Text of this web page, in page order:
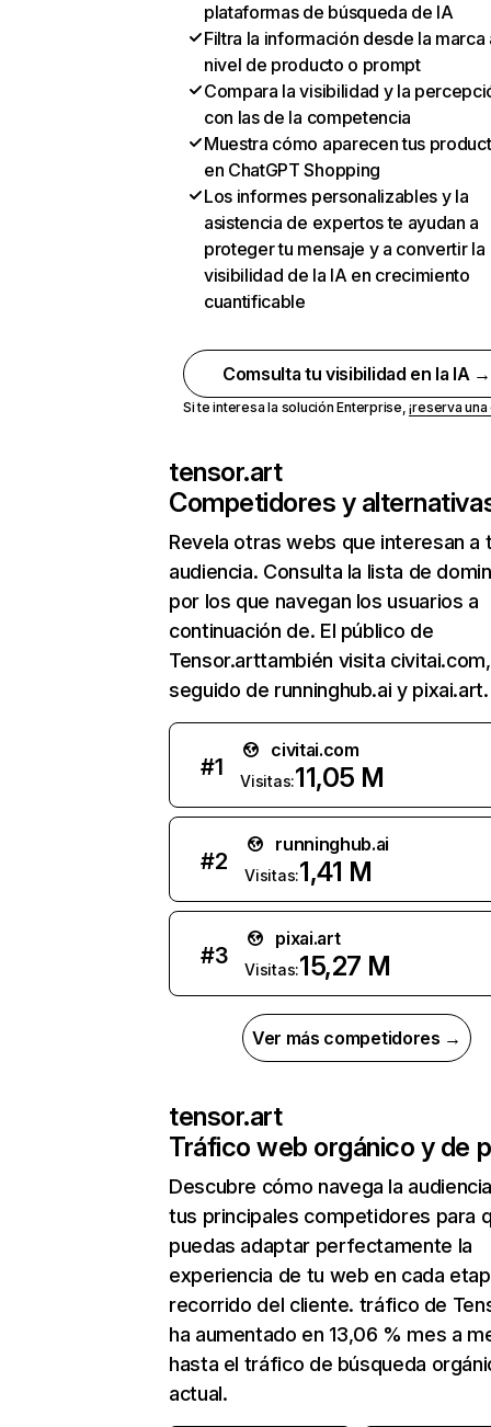
plataformas de búsqueda de IA
Filtra la información desde la marca
nivel de producto o prompt
Compara la visibilidad y la
con las de la competencia
Muestra cómo aparecen tus
en ChatGPT Shopping
Los informes personalizables y la
asistencia de expertos te ayudan a
proteger tu mensaje y a convertir la
visibilidad de la IA en crecimiento
cuantificable
Comsulta tu visibilidad en la IA →
Si te interesa la solución Enterprise,¡reserva
tensor.art
Competidores y
Revela otras webs que interesan a
audiencia. Consulta la lista de
por los que navegan los usuarios a
continuación de. El público de
Tensor.arttambién visita civitai.com,
seguido de runninghub.ai y pixai.art.
#1
civitai.com
Visitas:11,05 M
#2
runninghub.ai
Visitas:1,41 M
#3
pixai.art
Visitas:15,27 M
Ver más competidores →
tensor.art
Tráfico web orgánico y de
Descubre cómo navega la
tus principales competidores para
puedas adaptar perfectamente la
experiencia de tu web en cada
recorrido del cliente. tráfico de
ha aumentado en 13,06 % mes a
hasta el tráfico de búsqueda
actual.